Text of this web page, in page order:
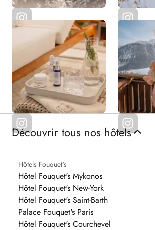
Découvrir tous nos hôtels
Hôtels Fouquet's
Hôtel Fouquet's Mykonos
Hôtel Fouquet's New-York
Hôtel Fouquet's Saint-Barth
Palace Fouquet's Paris
Hôtel Fouquet's Courchevel